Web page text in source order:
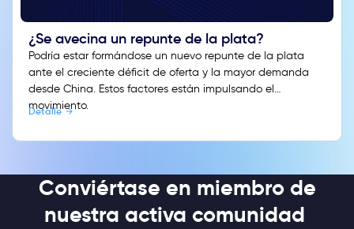
¿Se avecina un repunte de la plata?
Podría estar formándose un nuevo repunte de la plata
ante el creciente déficit de oferta y la mayor demanda
desde China. Estos factores están impulsando el
movimiento.
Detalle
Conviértase en miembro de
nuestra activa comunidad